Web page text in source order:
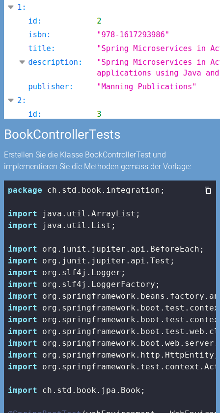
BookControllerTests
Erstellen Sie die Klasse BookControllerTest und
implementieren Sie die Methoden gemäss der Vorlage:
package ch.std.book.integration;
import
import java.util.List;
import
import
import
import
import
import
import
import
import
import
import
import ch.std.book.jpa.Book;